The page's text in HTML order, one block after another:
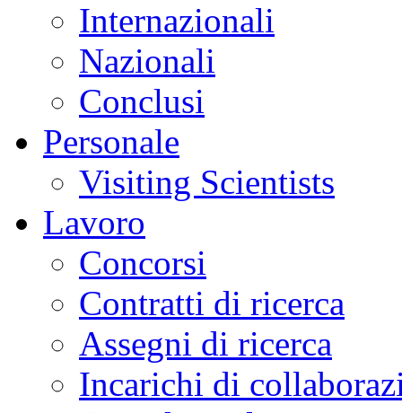
Internazionali
Nazionali
Conclusi
Personale
Visiting Scientists
Lavoro
Concorsi
Contratti di ricerca
Assegni di ricerca
Incarichi di